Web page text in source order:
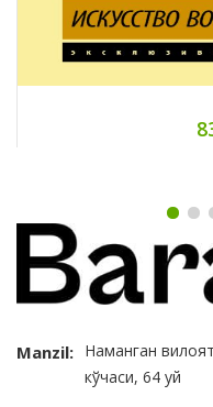
Manzil: Наманган
кўчаси, 64 уй